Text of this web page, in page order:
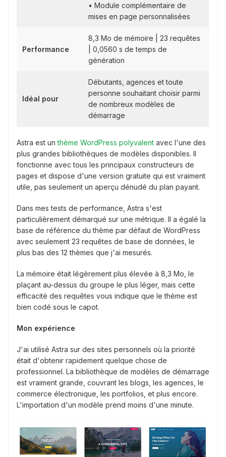
• Module complémentaire de
mises en page personnalisées
Performance
8,3 Mo de mémoire | 23 requêtes
| 0,0560 s de temps de
génération
Idéal pour
Débutants, agences et toute
personne souhaitant choisir parmi
de nombreux modèles de
démarrage
Astra est unthème WordPress polyvalent avec l'une des
plus grandes bibliothèques de modèles disponibles. Il
fonctionne avec tous les principaux constructeurs de
pages et dispose d'une version gratuite qui est vraiment
utile, pas seulement un aperçu dénudé du plan payant.
Dans mes tests de performance, Astra s'est
particulièrement démarqué sur une métrique. Il a égalé la
base de référence du thème par défaut de WordPress
avec seulement 23 requêtes de base de données, le
plus bas des 12 thèmes que j'ai mesurés.
La mémoire était légèrement plus élevée à 8,3 Mo, le
plaçant au-dessus du groupe le plus léger, mais cette
efficacité des requêtes vous indique que le thème est
bien codé sous le capot.
Mon expérience
J'ai utilisé Astra sur des sites personnels où la priorité
était d'obtenir rapidement quelque chose de
professionnel. La bibliothèque de modèles de démarrage
est vraiment grande, couvrant les blogs, les agences, le
commerce électronique, les portfolios, et plus encore.
L'importation d'un modèle prend moins d'une minute.